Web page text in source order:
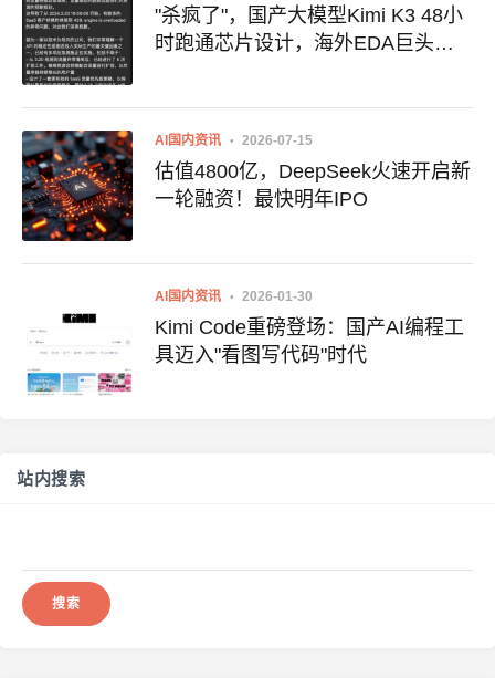
"杀疯了"，国产大模型Kimi K3 48小
时跑通芯片设计，海外EDA巨头股
AI国内资讯 2026-07-15
估值4800亿，DeepSeek火速开启新
一轮融资！最快明年IPO
AI国内资讯 2026-01-30
Kimi Code重磅登场：国产AI编程工
具迈入"看图写代码"时代
站内搜索